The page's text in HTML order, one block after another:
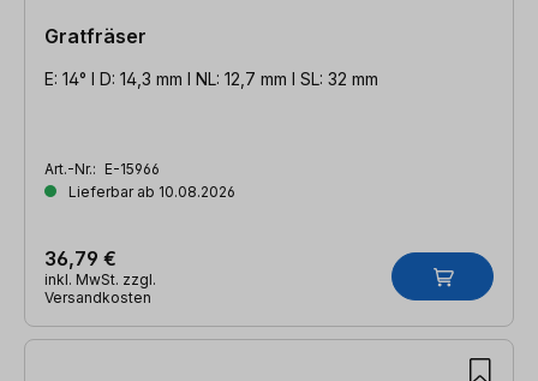
Gratfräser
E: 14° l D: 14,3 mm l NL: 12,7 mm l SL: 32 mm
Art.-Nr.: E-15966
Lieferbar ab 10.08.2026
36,79 €
inkl. MwSt. zzgl.
Versandkosten